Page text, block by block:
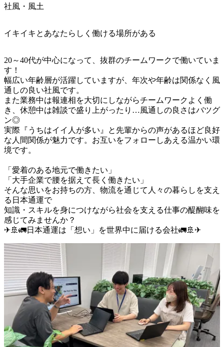
社風・風土
イキイキとあなたらしく働ける場所がある
20～40代が中心になって、抜群のチームワークで働いていま
す！
幅広い年齢層が活躍していますが、年次や年齢は関係なく風
通しの良い社風です。
また業務中は報連相を大切にしながらチームワークよく働
き、休憩中は雑談で盛り上がったり…風通しの良さはバツグ
ン◎
実際『うちはイイ人が多い』と先輩からの声があるほど良好
な人間関係が魅力です。お互いをフォローしあえる温かい環
境です。
「愛着のある地元で働きたい」
「大手企業で腰を据えて長く働きたい」
そんな思いをお持ちの方、物流を通じて人々の暮らしを支え
る日本通運で
知識・スキルを身につけながら社会を支える仕事の醍醐味を
感じてみませんか？
✈🚢🚛日本通運は「想い」を世界中に届ける会社🚛🚢✈